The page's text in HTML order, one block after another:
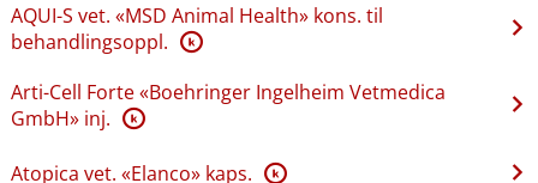
AQUI-S vet. «MSD Animal Health» kons. til
behandlingsoppl. K
Arti-Cell Forte «Boehringer Ingelheim Vetmedica
GmbH» inj. K
Atopica vet. «Elanco» kaps. K